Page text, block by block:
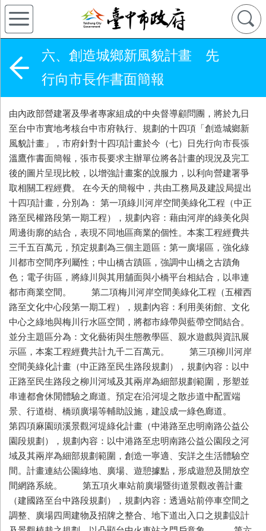
六、創造城鄉新風貌計畫 先
行向市長作書面簡報
由內政部營建署及學者專家組成的中央督導顧問團，將於九日
至台中市實地考核台中市府執行、規劃的十四項「創造城鄉新
風貌計畫」，市府針對十四項計畫於今（七）日先行向市長張
溫鷹作書面簡報，張市長要求主辦單位將各計畫的現況及完工
後的圖片呈現比較，以增強計畫案的說服力，以利向營建署爭
取相關工程經費。 在今天的簡報中，共由工務局及建設局提出
十四項計畫，分別為： 第一項綠川河岸空間美綠化工程（中正
路至民權路段第一期工程），規劃內容：藉由河岸的綠美化與
周邊街廓的結合，表現不同地區商業的個性。本案工程經費共
三千五百萬元，預定規劃為三個主題區：第一廣場區，強化綠
川都市空間序列屬性；中山橋古蹟區，強調中山橋之古蹟角
色；電子街區，將綠川與其用舖面與小橋平台相結合，以串連
都市商業空間。 第二項梅川河岸空間美綠化工程（五權西
路至文化中心段第一期工程），規劃內容：利用美術館、文化
中心之綠地與梅川行水區空間，將都市綠帶與藍帶空間結合。
並分主題區分為：文化藝術與生態教學區、親水遊戲與資訊展
示區，本案工程經費共計九千二百萬元。 第三項柳川河岸
空間美綠化計畫（中正路至民生路段規劃），規劃內容：以中
正路至民生路段之柳川河域及其兩岸為細部規劃範圍，形塑並
串連都會休閒體驗之廊道。預定在沿河堤之散步道中配置端
景、行道樹、橋頭廣場等輔助設施，建設成一綠色廊道。
第四項麻園頭溪景觀河堤綠化計畫（中港路至忠明南路公益公
園段規劃），規劃內容：以中港路至忠明南路公益公園段之河
域及其兩岸為細部規劃範圍，創造一寧適、安詳之生活體驗空
間。計畫連結公園綠地、廣場、遊憩據點，形成遊憩及開放空
間網路系統。 第五項火車站前廣場暨街道景觀改善計畫
（建國路至台中路段規劃），規劃內容：透過站前停車空間之
調整、廣場四周建物及招牌之整合、地下道出入口之規劃設計